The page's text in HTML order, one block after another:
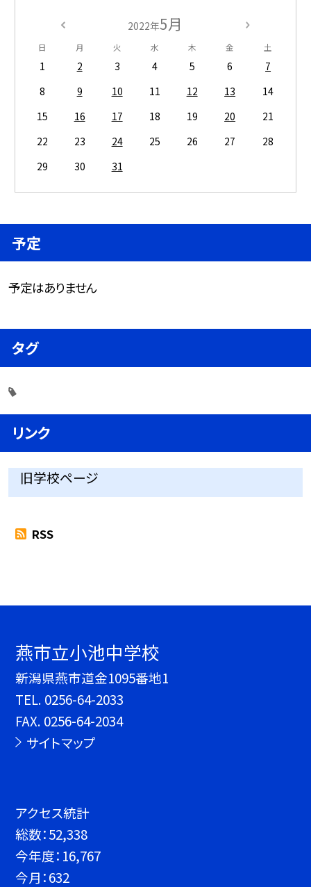
2022年5月
日 月 火 水 木 金 土
1 2 3 4 5 6
7
8
9 10 11 12 13
14
15
16 17 18 19 20
21
22
23 24 25 26 27
28
29
30 31
予定
予定はありません
タグ
リンク
旧学校ページ
RSS
燕市立小池中学校
新潟県燕市道金1095番地1
TEL. 0256-64-2033
FAX. 0256-64-2034
サイトマップ
アクセス統計
総数：52,338
今年度： 16,767
今月：632